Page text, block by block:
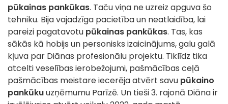
pūkainas pankūkas. Taču viņa ne uzreiz apguva šo
tehniku. Bija vajadzīga pacietība un neatlaidība, lai
pareizi pagatavotu pūkainas pankūkas. Tas, kas
sākās kā hobijs un personisks izaicinājums, galu galā
kļuva par Diānas profesionālu projektu. Tiklīdz tika
atcelti veselības ierobežojumi, pašmācības ceļā
pašmācības meistare iecerēja atvērt savu pūkaino
pankūkuuzņēmumu Parīzē. Un tieši 3. rajonā Diāna ir